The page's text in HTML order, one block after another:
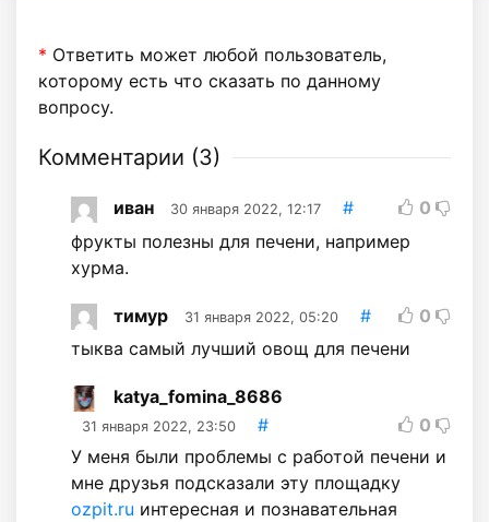
* Ответить может любой пользователь,
которому есть что сказать по данному
вопросу.
Комментарии (3)
иван 30 января 2022, 12:17 #
0
фрукты полезны для печени, например
хурма.
тимур 31 января 2022, 05:20 #
0
тыква самый лучший овощ для печени
katya_fomina_8686
31 января 2022, 23:50 #
0
У меня были проблемы с работой печени и
мне друзья подсказали эту площадку
ozpit.ru интересная и познавательная